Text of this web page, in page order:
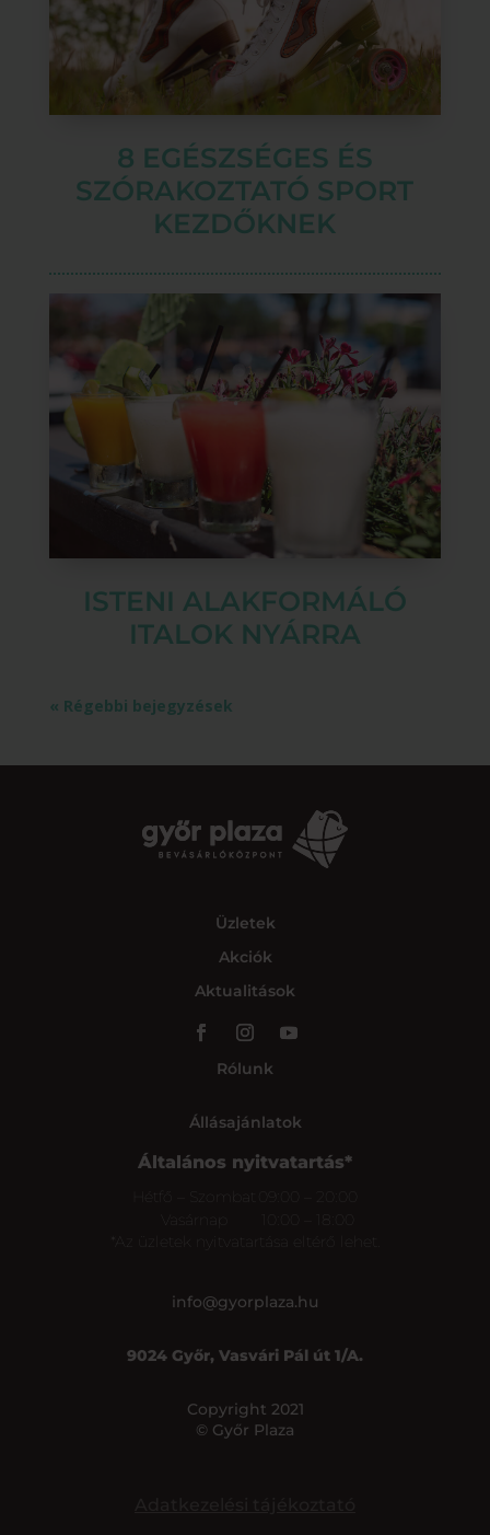
8 EGÉSZSÉGES ÉS
SZÓRAKOZTATÓ SPORT
KEZDŐKNEK
ISTENI ALAKFORMÁLÓ
ITALOK NYÁRRA
« Régebbi bejegyzések
Üzletek
Akciók
Aktualitások
Rólunk
Állásajánlatok
Általános nyitvatartás*
info@gyorplaza.hu
9024 Győr, Vasvári Pál út 1/A.
Copyright 2021
© Győr Plaza